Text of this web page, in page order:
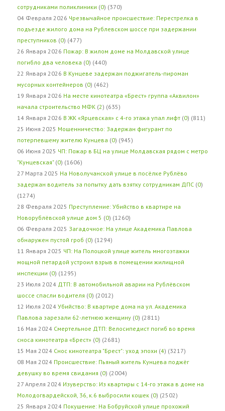
сотрудниками поликлиники (0) (370)
04 Февраля 2026 Чрезвычайное происшествие: Перестрелка в
подъезде жилого дома на Рублевском шоссе при задержании
преступников (0) (477)
26 Января 2026 Пожар: В жилом доме на Молдавской улице
погибло два человека (0) (440)
22 Января 2026 В Кунцеве задержан поджигатель-пироман
мусорных контейнеров (0) (462)
19 Января 2026 На месте кинотеатра «Брест» группа «Аквилон»
начала строительство МФК (2) (635)
14 Января 2026 В ЖК «Ярцевская» с 4-го этажа упал лифт (0) (811)
25 Июня 2025 Мошенничество: Задержан фигурант по
потерпевшему жителю Кунцева (0) (945)
06 Июня 2025 ЧП: Пожар в БЦ на улице Молдавская рядом с метро
"Кунцевская" (0) (1606)
27 Марта 2025 На Новолучанской улице в посёлке Рублёво
задержан водитель за попытку дать взятку сотрудникам ДПС (0)
(1274)
28 Февраля 2025 Преступление: Убийство в квартире на
Новорублёвской улице дом 5 (0) (1260)
06 Февраля 2025 Загадочное: На улице Академика Павлова
обнаружен пустой гроб (0) (1294)
11 Января 2025 ЧП: На Полоцкой улице житель многоэтажки
мощной петардой устроил взрыв в помещении жилищной
инспекции (0) (1295)
23 Июля 2024 ДТП: В автомобильной аварии на Рублёвском
шоссе спасли водителя (0) (2012)
12 Июля 2024 Убийство: В квартире дома на ул. Академика
Павлова зарезали 62-летнюю женщину (0) (2811)
16 Мая 2024 Смертельное ДТП: Велосипедист погиб во время
сноса кинотеатра «Брест» (0) (2681)
15 Мая 2024 Снос кинотеатра "Брест": уход эпохи (4) (3217)
08 Мая 2024 Происшествие: Пьяный житель Кунцева поджёг
девушку во время свидания (0) (2004)
27 Апреля 2024 Изуверство: Из квартиры с 14-го этажа в доме на
Молодогвардейской, 36, к.6 выбросили кошек (0) (2502)
25 Января 2024 Покушение: На Бобруйской улице прохожий